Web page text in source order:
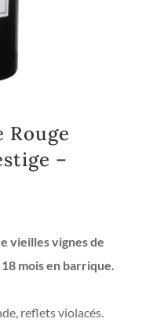
Rouge
–
vieilles vignes de
mois en barrique.
reflets violacés.